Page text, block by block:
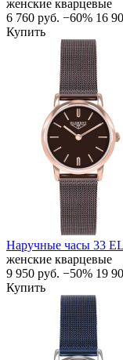
женские кварцевые
6 760 руб. −60% 16
Купить
Наручные часы 33
женские кварцевые
9 950 руб. −50% 19
Купить